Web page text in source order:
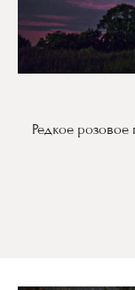
Редкое